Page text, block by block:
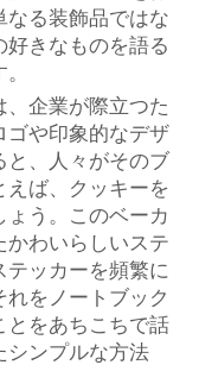
なる装飾品ではな
好きなものを語る
企業が際立つた
ゴや印象的なデザ
と、人々がそのブ
えば、クッキーを
う。このベーカ
かわいらしいステ
テッカーを頻繁に
をノートブック
とをあちこちで話
シンプルな方法